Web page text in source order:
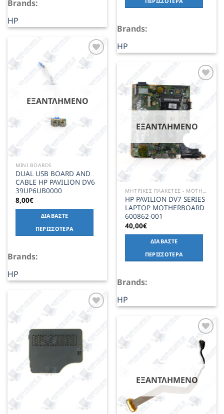
Brands:
HP
Brands:
HP
Add to
Wishlist
ΕΞΑΝΤΛΗΜΈΝΟ
MINI BOARDS
DUAL USB BOARD AND
CABLE HP PAVILION DV6
39UP6UB0000
8,00€
ΔΙΑΒΆΣΤΕ
ΠΕΡΙΣΣΌΤΕΡΑ
Brands:
HP
Add to
Wishlist
ΕΞΑΝΤΛΗΜΈΝΟ
HP PAVILION DV7 SERIES
LAPTOP MOTHERBOARD
600862-001
40,00€
ΔΙΑΒΆΣΤΕ
ΠΕΡΙΣΣΌΤΕΡΑ
Brands:
HP
Add to
Wishlist
Add to
Wishlist
ΕΞΑΝΤΛΗΜΈΝΟ